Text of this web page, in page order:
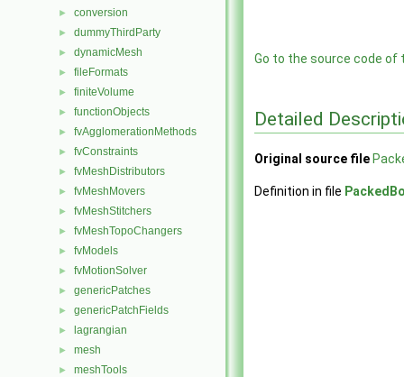
► conversion
► dummyThirdParty
► dynamicMesh
► fileFormats
► finiteVolume
► functionObjects
► fvAgglomerationMethods
► fvConstraints
► fvMeshDistributors
► fvMeshMovers
► fvMeshStitchers
► fvMeshTopoChangers
► fvModels
► fvMotionSolver
► genericPatches
► genericPatchFields
► lagrangian
► mesh
► meshTools
Go to the source code of
Detailed
Original source file
Definition in file